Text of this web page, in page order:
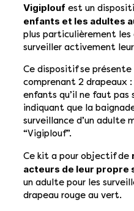
Vigiplouf est un
enfants et les adultes
plus particulièrement les
surveiller activement
Ce dispositif se
comprenant 2 drapeaux
enfants qu’il ne faut pas
indiquant que la
surveillance d’un adulte
“Vigiplouf”.
Ce kit a pour objectif de
acteurs de leur propre
un adulte pour les
drapeau rouge au vert.